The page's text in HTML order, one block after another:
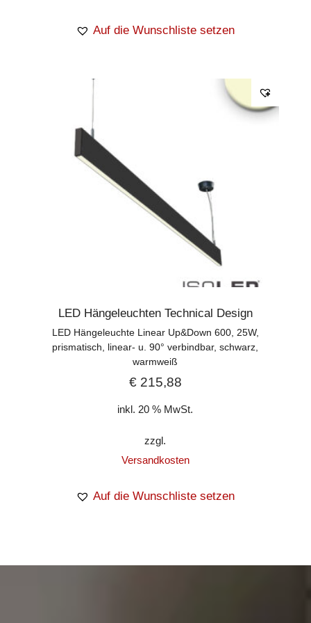
Auf die Wunschliste setzen
LED Hängeleuchten Technical Design
LED Hängeleuchte Linear Up&Down 600, 25W,
prismatisch, linear- u. 90° verbindbar, schwarz,
warmweiß
€215,88
inkl. 20 % MwSt.
zzgl.
Versandkosten
Auf die Wunschliste setzen